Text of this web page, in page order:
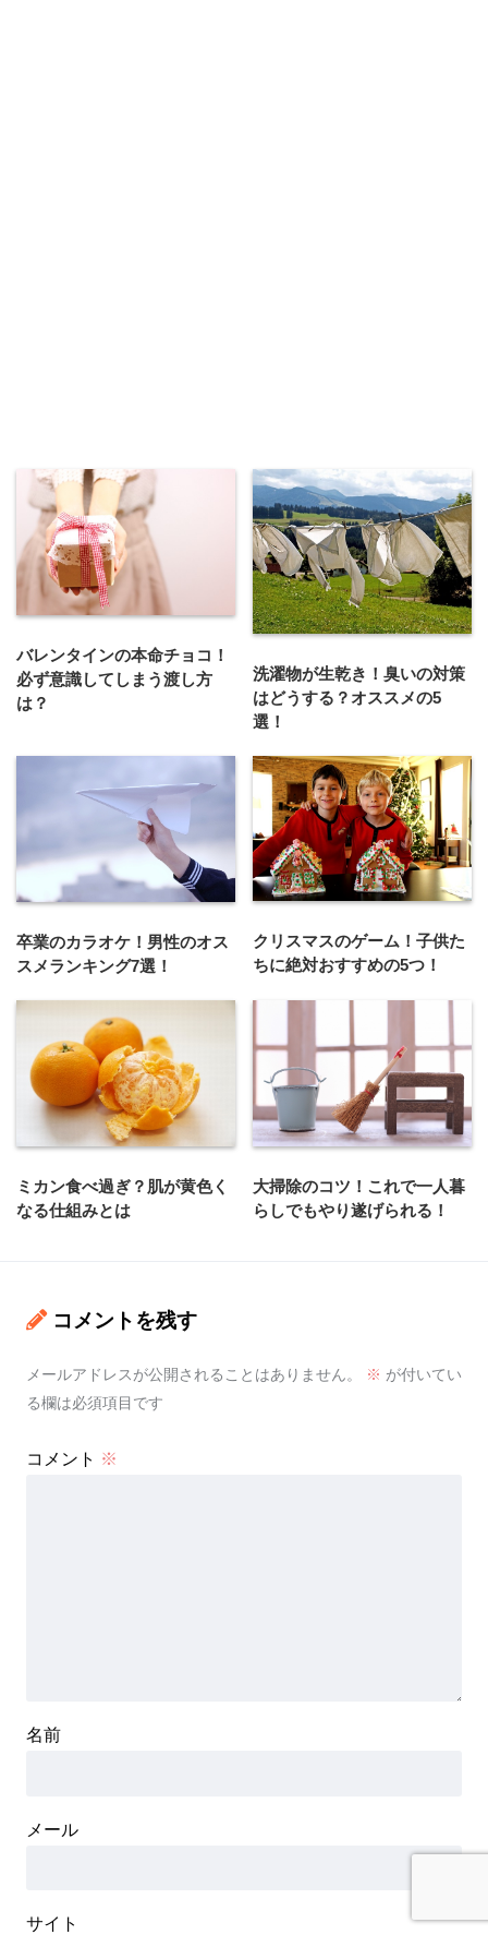
バレンタインの本命チョコ！
必ず意識してしまう渡し方
は？
洗濯物が生乾き！臭いの対策
はどうする？オススメの5
選！
卒業のカラオケ！男性のオス
スメランキング7選！
クリスマスのゲーム！子供た
ちに絶対おすすめの5つ！
ミカン食べ過ぎ？肌が黄色く
なる仕組みとは
大掃除のコツ！これで一人暮
らしでもやり遂げられる！
コメントを残す
メールアドレスが公開されることはありません。 ※ が付いてい
る欄は必須項目です
コメント ※
名前
メール
サイト